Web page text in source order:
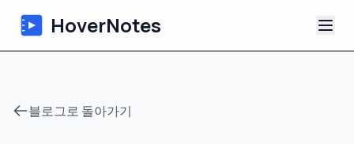
HoverNotes
블로그로 돌아가기